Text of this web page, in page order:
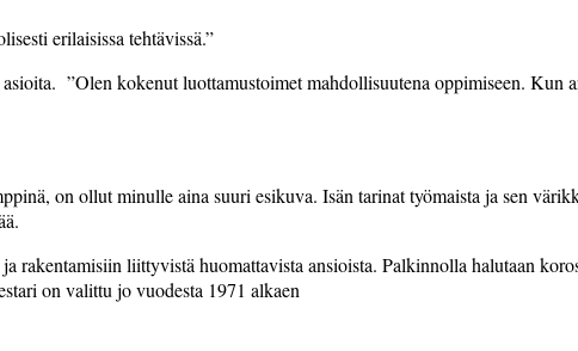
erilaisissa tehtävissä.”
”Olen kokenut luottamustoimet mahdollisuutena oppimiseen. Kun
on ollut minulle aina suuri esikuva. Isän tarinat työmaista ja sen
liittyvistä huomattavista ansioista. Palkinnolla halutaan
on valittu jo vuodesta 1971 alkaen